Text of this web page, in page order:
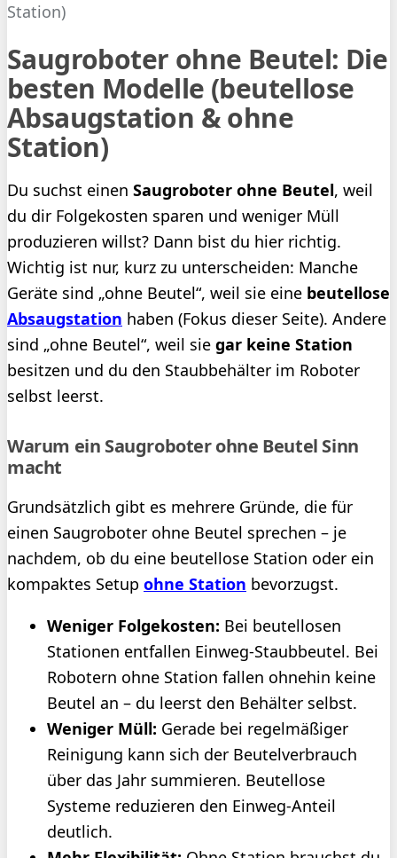
Station)
Saugroboter ohne Beutel: Die
besten Modelle (beutellose
Absaugstation & ohne
Station)
Du suchst einen Saugroboter ohne Beutel, weil
du dir Folgekosten sparen und weniger Müll
produzieren willst? Dann bist du hier richtig.
Wichtig ist nur, kurz zu unterscheiden: Manche
Geräte sind „ohne Beutel“, weil sie eine beutellose
Absaugstation haben (Fokus dieser Seite). Andere
sind „ohne Beutel“, weil sie gar keine Station
besitzen und du den Staubbehälter im Roboter
selbst leerst.
Warum ein Saugroboter ohne Beutel Sinn
macht
Grundsätzlich gibt es mehrere Gründe, die für
einen Saugroboter ohne Beutel sprechen – je
nachdem, ob du eine beutellose Station oder ein
kompaktes Setup ohne Station bevorzugst.
Weniger Folgekosten: Bei beutellosen
Stationen entfallen Einweg-Staubbeutel. Bei
Robotern ohne Station fallen ohnehin keine
Beutel an – du leerst den Behälter selbst.
Weniger Müll: Gerade bei regelmäßiger
Reinigung kann sich der Beutelverbrauch
über das Jahr summieren. Beutellose
Systeme reduzieren den Einweg-Anteil
deutlich.